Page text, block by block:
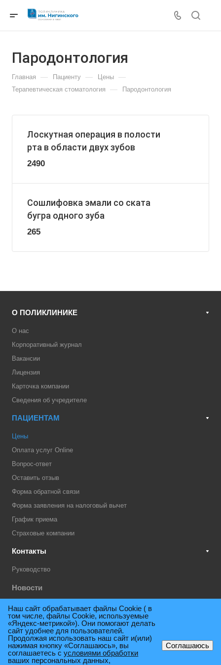
Пародонтология
Главная — Пациенту — Цены —
Терапевтическая стоматология — Пародонтология
Лоскутная операция в полости
рта в области двух зубов
2490
Сошлифовка эмали со ската
бугра одного зуба
265
О ПОЛИКЛИНИКЕ
О нас
Корпоративный журнал
Вакансии
Лицензия
Карточка компании
Сведения об учредителе
ПАЦИЕНТАМ
Цены
Оплата услуг Online
Вопрос-ответ
Оставить отзыв
Форма обратной связи
Форма заявления на налоговый вычет
График приема
Страховые компании
Контакты
Руководство
Новости
Техническая поддержка
© 2009 - 2026. Поликлиника консультативно-диагностическая им.
Е.М.Нигинского
Наш сайт обрабатывает файлы Cookie ( в
том числе, файлы Cookie, используемые
«Яндекс-метрикой»). Они помогают делать
сайт удобнее для пользователей.
Продолжая использовать наш сайт и(или)
нажимая кнопку «Соглашаюсь», вы
соглашаетесь сусловиями обработки
ваших персональных данных,
Соглашаюсь